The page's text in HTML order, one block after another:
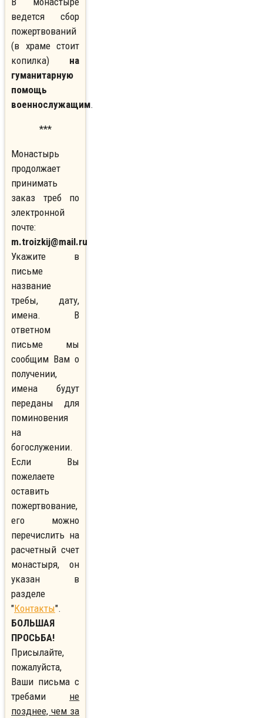
ведется сбор
пожертвований
(в храме стоит
копилка) на
гуманитарную
помощь
военнослужащим.
***
Монастырь
продолжает
принимать
заказ треб по
электронной
почте:
m.troizkij@mail.ru
Укажите в
письме
название
требы, дату,
имена. В
ответном
письме мы
сообщим Вам о
получении,
имена будут
переданы для
поминовения
на
богослужении.
Если Вы
пожелаете
оставить
пожертвование,
его можно
перечислить на
расчетный счет
монастыря, он
указан в
разделе
"Контакты".
БОЛЬШАЯ
ПРОСЬБА!
Присылайте,
пожалуйста,
Ваши письма с
требами не
позднее, чем за